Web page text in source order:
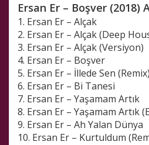
Ersan Er – Boşver (2018)
1. Ersan Er – Alçak
2. Ersan Er – Alçak (Deep
3. Ersan Er – Alçak (Versiyon)
4. Ersan Er – Boşver
5. Ersan Er – İllede Sen (Remix)
6. Ersan Er – Bi Tanesi
7. Ersan Er – Yaşamam Artık
8. Ersan Er – Yaşamam Artık
9. Ersan Er – Ah Yalan Dünya
10. Ersan Er – Kurtuldum